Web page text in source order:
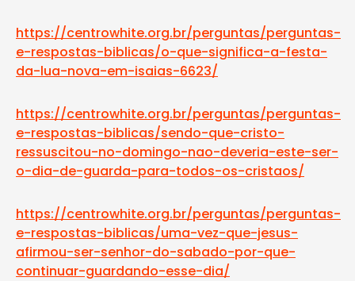
https://centrowhite.org.br/perguntas/perguntas-
e-respostas-biblicas/o-que-significa-a-festa-
da-lua-nova-em-isaias-6623/
https://centrowhite.org.br/perguntas/perguntas-
e-respostas-biblicas/sendo-que-cristo-
ressuscitou-no-domingo-nao-deveria-este-ser-
o-dia-de-guarda-para-todos-os-cristaos/
https://centrowhite.org.br/perguntas/perguntas-
e-respostas-biblicas/uma-vez-que-jesus-
afirmou-ser-senhor-do-sabado-por-que-
continuar-guardando-esse-dia/